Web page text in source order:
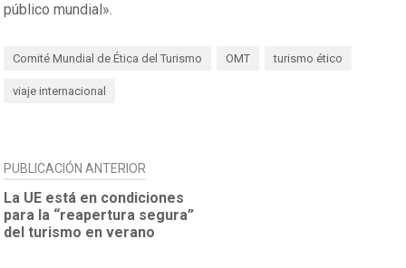
público mundial».
Comité Mundial de Ética del Turismo OMT turismo ético
viaje internacional
NAVEGACIÓN
DE
ENTRADAS
PUBLICACIÓN ANTERIOR
La UE está en condiciones
para la “reapertura segura”
del turismo en verano